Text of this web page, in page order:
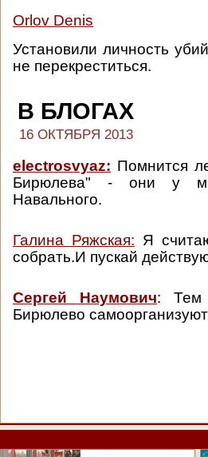
Orlov Denis
Установили личность
не перекреститься.
В БЛОГАХ
16 ОКТЯБРЯ 2013
electrosvyaz: Помнится
Бирюлева" - они у
Навального.
Галина Ряжская: Я
собрать.И пускай
Сергей Наумович: Тем
Бирюлево